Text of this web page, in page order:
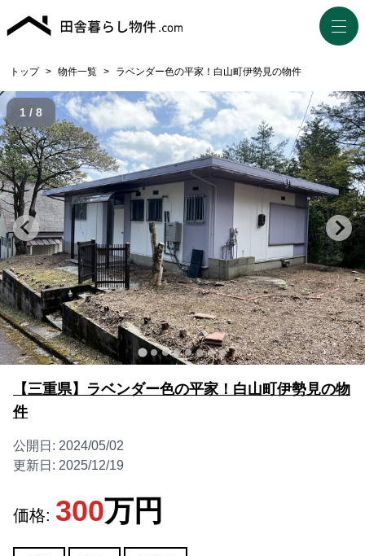
トップ > 物件一覧 > ラベンダー色の平家！白山町伊勢見の物件
1 / 8
【三重県】ラベンダー色の平家！白山町伊勢見の物
件
公開日: 2024/05/02
更新日: 2025/12/19
価格: 300万円